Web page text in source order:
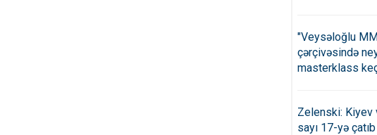
"Veysəloğlu
çərçivəsində
masterklass
Zelenski: Kiyev
sayı 17-yə çatıb